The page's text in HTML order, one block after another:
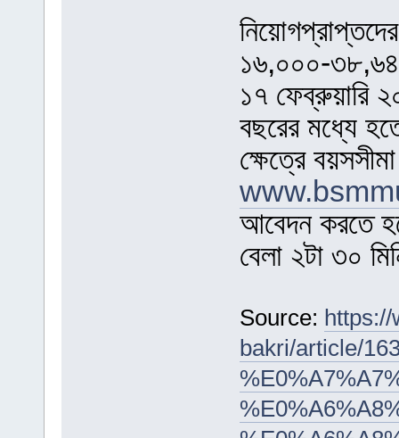
১৬,০০০-
১৭ ফেব্রুয়ারি
বছরের মধ্যে
ক্ষেত্রে
আবেদন করতে
বেলা ২টা ৩০
Source:
bakri/article/